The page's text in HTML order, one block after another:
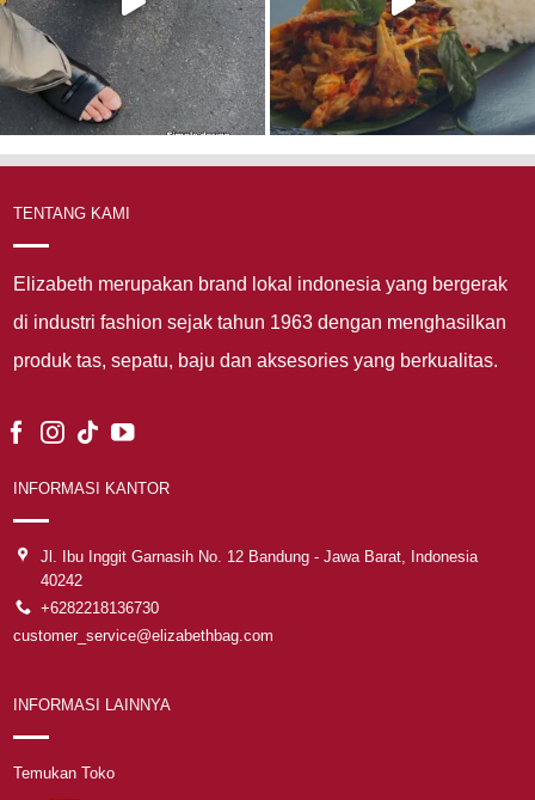
TENTANG KAMI
Elizabeth merupakan brand lokal indonesia yang bergerak
di industri fashion sejak tahun 1963 dengan menghasilkan
produk tas, sepatu, baju dan aksesories yang berkualitas.
INFORMASI KANTOR
Jl. Ibu Inggit Garnasih No. 12 Bandung - Jawa Barat, Indonesia
40242
+6282218136730
customer_service@elizabethbag.com
INFORMASI LAINNYA
Temukan Toko